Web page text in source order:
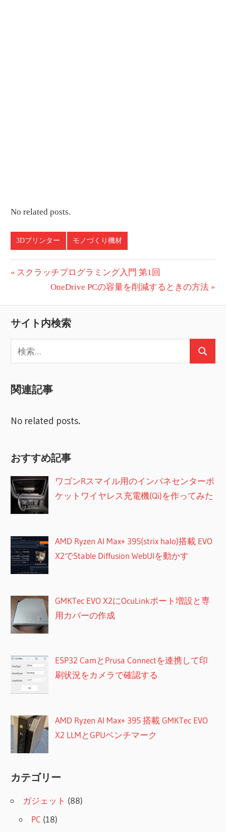
No related posts.
3Dプリンター モノづくり機材
投
ビ
ゲ
シ
前
スクラッチプログラミング入門 第1回
次
投
稿:
OneDrive PCの容量を削減するときの方法
サイト内検索
索:
検
関連記事
No related posts.
おすすめ記事
ワゴンRスマイル用のインパネセンターポ
ケットワイヤレス充電機(Qi)を作ってみた
AMD Ryzen AI Max+ 395(strix halo)搭載 EVO
X2でStable Diffusion WebUIを動かす
GMKTec EVO X2にOcuLinkポート増設と専
用カバーの作成
ESP32 CamとPrusa Connectを連携して印
刷状況をカメラで確認する
AMD Ryzen AI Max+ 395 搭載 GMKTec EVO
X2 LLMとGPUベンチマーク
カテゴリー
ガジェット (88)
PC (18)